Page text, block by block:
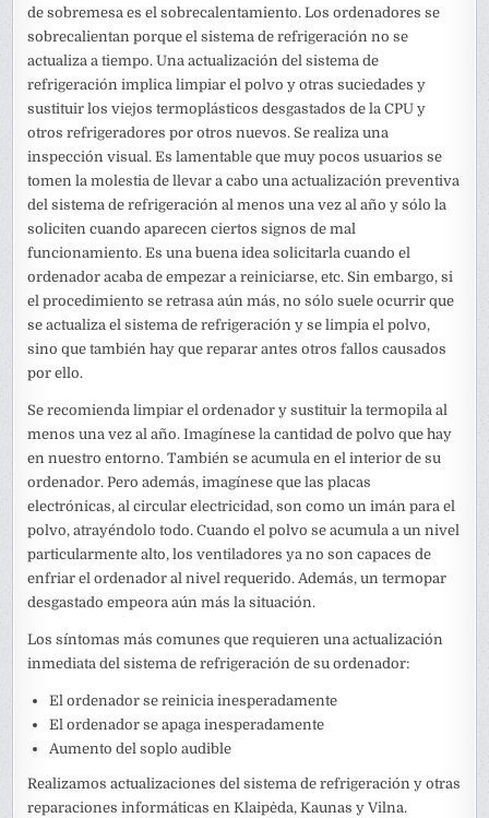
de sobremesa es el sobrecalentamiento. Los ordenadores se
sobrecalientan porque el sistema de refrigeración no se
actualiza a tiempo. Una actualización del sistema de
refrigeración implica limpiar el polvo y otras suciedades y
sustituir los viejos termoplásticos desgastados de la CPU y
otros refrigeradores por otros nuevos. Se realiza una
inspección visual. Es lamentable que muy pocos usuarios se
tomen la molestia de llevar a cabo una actualización preventiva
del sistema de refrigeración al menos una vez al año y sólo la
soliciten cuando aparecen ciertos signos de mal
funcionamiento. Es una buena idea solicitarla cuando el
ordenador acaba de empezar a reiniciarse, etc. Sin embargo, si
el procedimiento se retrasa aún más, no sólo suele ocurrir que
se actualiza el sistema de refrigeración y se limpia el polvo,
sino que también hay que reparar antes otros fallos causados
por ello.
Se recomienda limpiar el ordenador y sustituir la termopila al
menos una vez al año. Imagínese la cantidad de polvo que hay
en nuestro entorno. También se acumula en el interior de su
ordenador. Pero además, imagínese que las placas
electrónicas, al circular electricidad, son como un imán para el
polvo, atrayéndolo todo. Cuando el polvo se acumula a un nivel
particularmente alto, los ventiladores ya no son capaces de
enfriar el ordenador al nivel requerido. Además, un termopar
desgastado empeora aún más la situación.
Los síntomas más comunes que requieren una actualización
inmediata del sistema de refrigeración de su ordenador:
El ordenador se reinicia inesperadamente
El ordenador se apaga inesperadamente
Aumento del soplo audible
Realizamos actualizaciones del sistema de refrigeración y otras
reparaciones informáticas en Klaipėda, Kaunas y Vilna.